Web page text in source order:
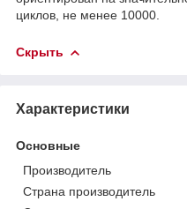
циклов, не менее 10000.
Скрыть
Характеристики
Основные
Производитель
Страна производитель